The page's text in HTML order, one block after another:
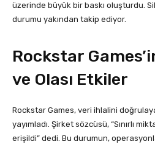
üzerinde büyük bir baskı oluşturdu.
durumu yakından takip ediyor.
Rockstar
ve Olası Etkiler
Rockstar Games, veri ihlalini
yayımladı. Şirket sözcüsü, “Sınırlı
erişildi” dedi. Bu durumun,